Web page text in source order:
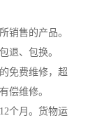
销售的产品。
退、包换。
免费维修，超
偿维修。
个月。货物运